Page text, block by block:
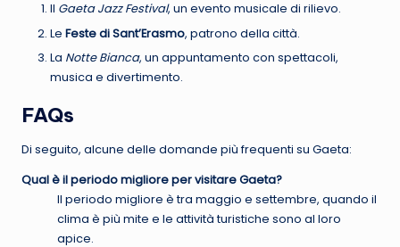
Il Gaeta Jazz Festival, un evento musicale di rilievo.
Le Feste di Sant’Erasmo, patrono della città.
La Notte Bianca, un appuntamento con spettacoli,
musica e divertimento.
FAQs
Di seguito, alcune delle domande più frequenti su Gaeta:
Qual è il periodo migliore per visitare Gaeta?
Il periodo migliore è tra maggio e settembre, quando il
clima è più mite e le attività turistiche sono al loro
apice.